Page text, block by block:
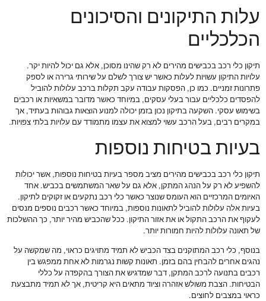
עלות התיקונים והסיכונים
הכלכליים
תיקון כלי רכב בכבישים מהירים לא רק שהינו מסוכן, אלא גם יכול להיות יקר.
עלויות התיקון עשויות לעלות כאשר יש צורך לשלם על שירותי גרירה או לספק
פתרונות זמניים. כמו כן, הפסקות עבודה עקב תקלות ברכב עלולות להוביל
להפסדים כלכליים עבור בעלי עסקים, במיוחד כאשר מדובר במשאיות או רכבים
בשימוש עסקי. השקעה בתיקון נכון בזמן יכולה למנוע הוצאות גבוהות בעתיד, אך
במקרים רבים, בעל הרכב עשוי למצוא את עצמו מתמודד עם עלויות בלתי צפויות.
בעיות בטיחות נוספות
תיקון כלי רכב בכבישים מהירים מציב מספר בעיות בטיחות נוספות, אשר יכולות
להשפיע לא רק על הנהג המתקן, אלא גם על שאר המשתמשים בכביש. אחד
האיומים המרכזיים הוא העומס שנוצר כאשר כלי רכב נתקעים או זקוקים לתיקון.
בעיות אלה עלולות להוביל לתאונות נוספות, במיוחד כאשר רכבים נוספים מנסים
לעקוף את הרכב התקול או את אזור התיקון. ככל שהכביש מהיר יותר, כך ההשלכות
של תאונה עלולות להיות חמורות יותר.
בנוסף, כלי רכב המתוקנים בצד הכביש לא תמיד מתויגים כראוי, מה שמקשה על
נהגים אחרים להבחין בהם בזמן. תאונות קשות נגרמות לא אחת ממפגש בין
רכבים בתנועה לרכב המתקן, דבר שמדגיש את הצורך בהקפדה על כללי
הבטיחות. הצבת משולש אזהרה וציוד מתאים היא קריטית, אך לא תמיד מתבצעת
כראוי במצבים לחוצים.